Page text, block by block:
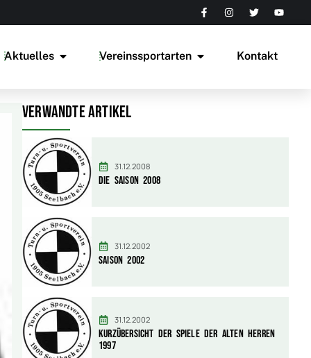
Aktuelles Vereinssportarten Kontakt
Verwandte Artikel
31.12.2008
Die Saison 2008
31.12.2002
Saison 2002
31.12.2002
Kurzübersicht der Spiele der Alten Herren
1997